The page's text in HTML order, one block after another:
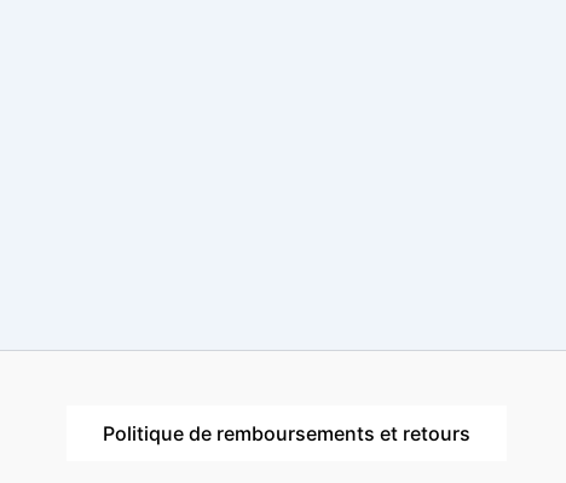
Politique de remboursements et retours